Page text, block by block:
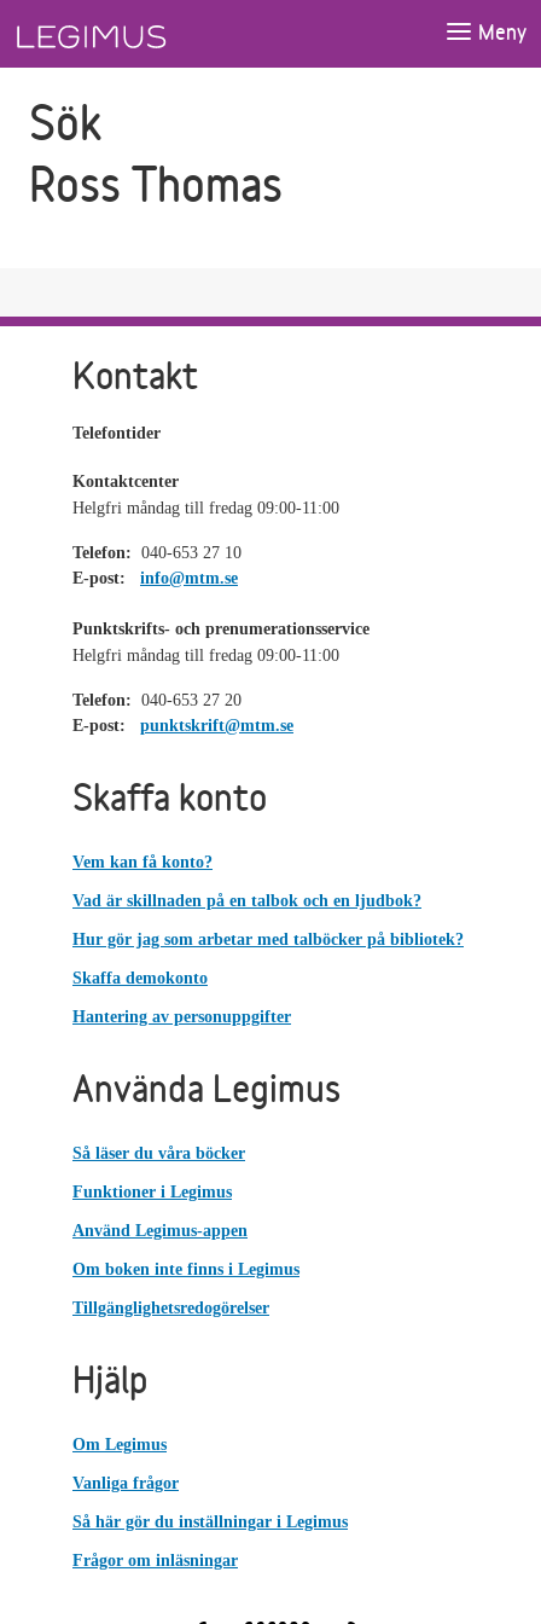
Meny
Sök
Ross Thomas
Kontakt
Telefontider
Kontaktcenter
Helgfri måndag till fredag 09:00-11:00
Telefon: 040-653 27 10
E-post:
info@mtm.se
Punktskrifts- och prenumerationsservice
Helgfri måndag till fredag 09:00-11:00
Telefon: 040-653 27 20
E-post:
punktskrift@mtm.se
Skaffa konto
Vem kan få konto?
Vad är skillnaden på en talbok och en ljudbok?
Hur gör jag som arbetar med talböcker på bibliotek?
Skaffa demokonto
Hantering av personuppgifter
Använda Legimus
Så läser du våra böcker
Funktioner i Legimus
Använd Legimus-appen
Om boken inte finns i Legimus
Tillgänglighetsredogörelser
Hjälp
Om Legimus
Vanliga frågor
Så här gör du inställningar i Legimus
Frågor om inläsningar